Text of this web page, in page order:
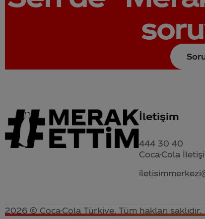
İletişim
444 30 40
Coca-Cola
2026 © Coca-Cola Türkiye. Tüm hakları saklıdır.